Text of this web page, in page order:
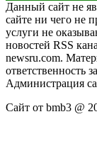
Данный сайт не
сайте ни чего не
услуги не
новостей RSS
newsru.com.
ответственность
Администрация
Сайт от bmb3 @